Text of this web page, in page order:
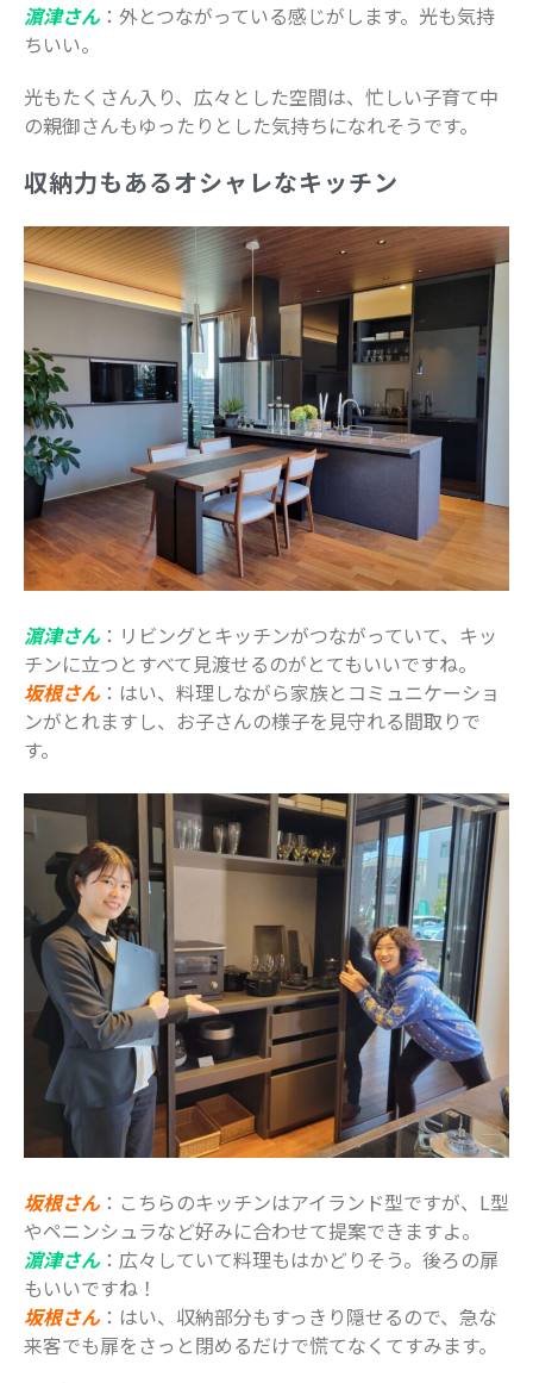
船橋で活躍するママ
食育
濵津さん：外とつながっている感じがします。光も気持
ちいい。
光もたくさん入り、広々とした空間は、忙しい子育て中
の親御さんもゆったりとした気持ちになれそうです。
収納力もあるオシャレなキッチン
濵津さん：リビングとキッチンがつながっていて、キッ
チンに立つとすべて見渡せるのがとてもいいですね。
坂根さん：はい、料理しながら家族とコミュニケーショ
ンがとれますし、お子さんの様子を見守れる間取りで
す。
坂根さん：こちらのキッチンはアイランド型ですが、L型
やペニンシュラなど好みに合わせて提案できますよ。
濵津さん：広々していて料理もはかどりそう。後ろの扉
もいいですね！
坂根さん：はい、収納部分もすっきり隠せるので、急な
来客でも扉をさっと閉めるだけで慌てなくてすみます。